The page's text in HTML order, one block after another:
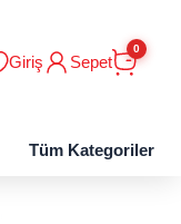
Giriş Sepet
0
Tüm Kategoriler